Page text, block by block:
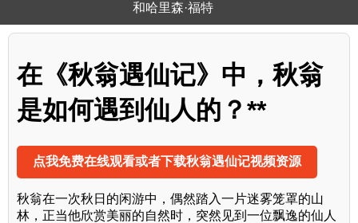
和哈里森·福特
在《秋翁遇仙记》中，秋翁
是如何遇到仙人的？**
点我免费在线观看或者下载秋翁遇仙记视频资源
秋翁在一次秋日的闲游中，偶然踏入一片迷雾笼罩的山
林，正当他欣赏美丽的自然时，突然见到一位飘逸的仙人